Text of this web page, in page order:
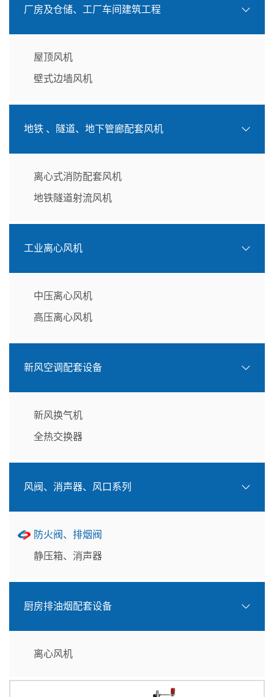
厂房及仓储、工厂车间建筑工程
屋顶风机
壁式边墙风机
地铁 、隧道、地下管廊配套风机
离心式消防配套风机
地铁隧道射流风机
工业离心风机
中压离心风机
高压离心风机
新风空调配套设备
新风换气机
全热交换器
风阀、消声器、风口系列
防火阀、排烟阀
静压箱、消声器
厨房排油烟配套设备
离心风机